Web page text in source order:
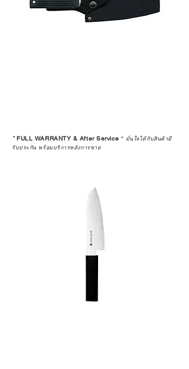
อ่านต่อเรื่องการรับประกันสินค้าได้
*FULL WARRANTY & After Service * มั่นใจได้กับสินค้ามี
รับประกัน พร้อมบริการหลังการขาย